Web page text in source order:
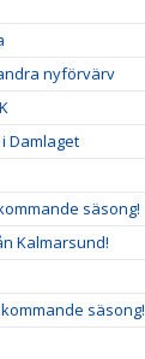
nyförvärv
Damlaget
säsong!
Kalmarsund!
säsong!